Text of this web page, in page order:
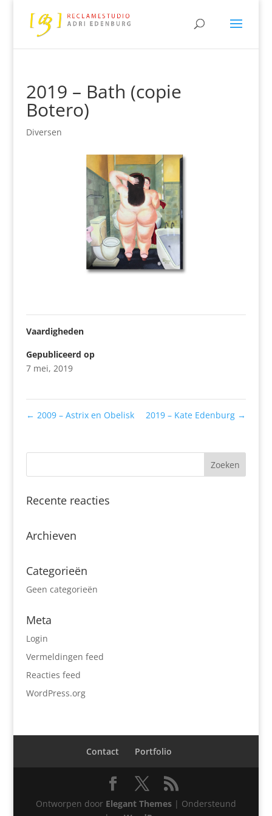
2019 – Bath (copie
Botero)
Diversen
Vaardigheden
Gepubliceerd op
7 mei, 2019
← 2009 – Astrix en Obelisk 2019 – Kate Edenburg →
Recente reacties
Archieven
Categorieën
Geen categorieën
Meta
Login
Vermeldingen feed
Reacties feed
WordPress.org
Contact Portfolio
Ontworpen door Elegant Themes| Ondersteund